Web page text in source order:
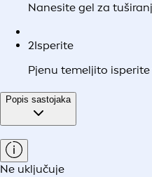
Nanesite gel za
2Isperite
Pjenu temeljito
Popis sastojaka
Ne uključuje